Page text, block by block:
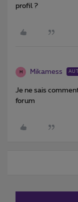
profil ?
M Mikamess
Je ne sais
forum